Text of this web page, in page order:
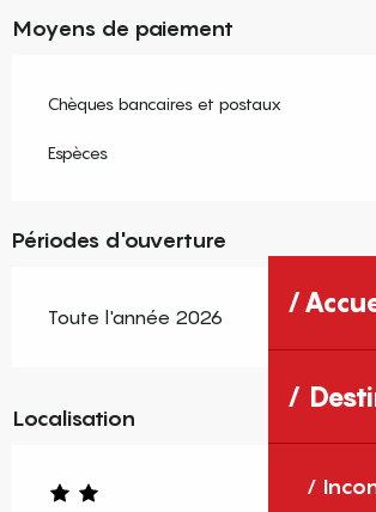
Moyens de paiement
Chèques bancaires et postaux
Espèces
Périodes d'ouverture
Toute l'année 2026
Localisation